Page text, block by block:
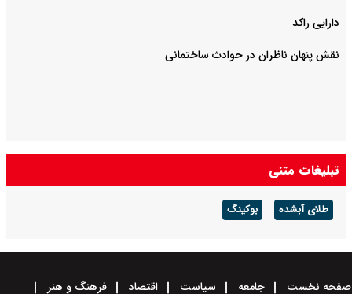
دارایی راکد
نقش پنهان ناظران در حوادث ساختمانی
تبلیغات متنی
طلای آبشده بوکینگ
صفحه نخست جامعه سیاست اقتصاد فرهنگ و هنر